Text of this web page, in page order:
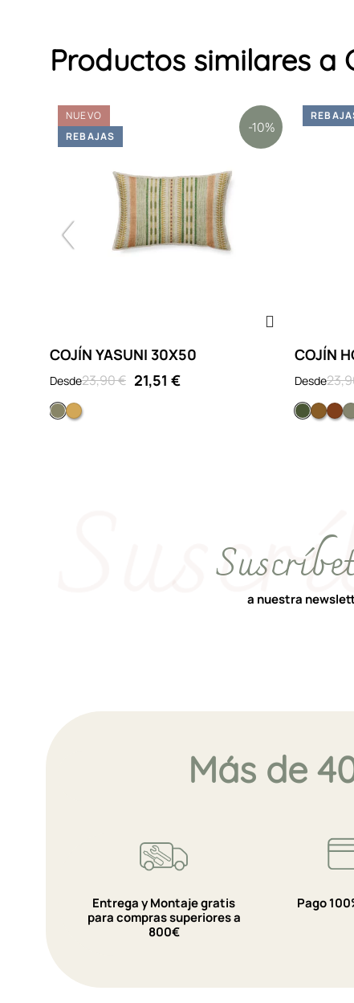
Productos similares a
COJÍN YASUNI 30X50
Desde23,90 € 21,51 €
VerdeNaranja
NUEVO
-10%
REBAJAS
COJÍN
Desde
Verde
a nuestra
Más de
Entrega y Montaje gratis
para compras superiores a
800€
Pago